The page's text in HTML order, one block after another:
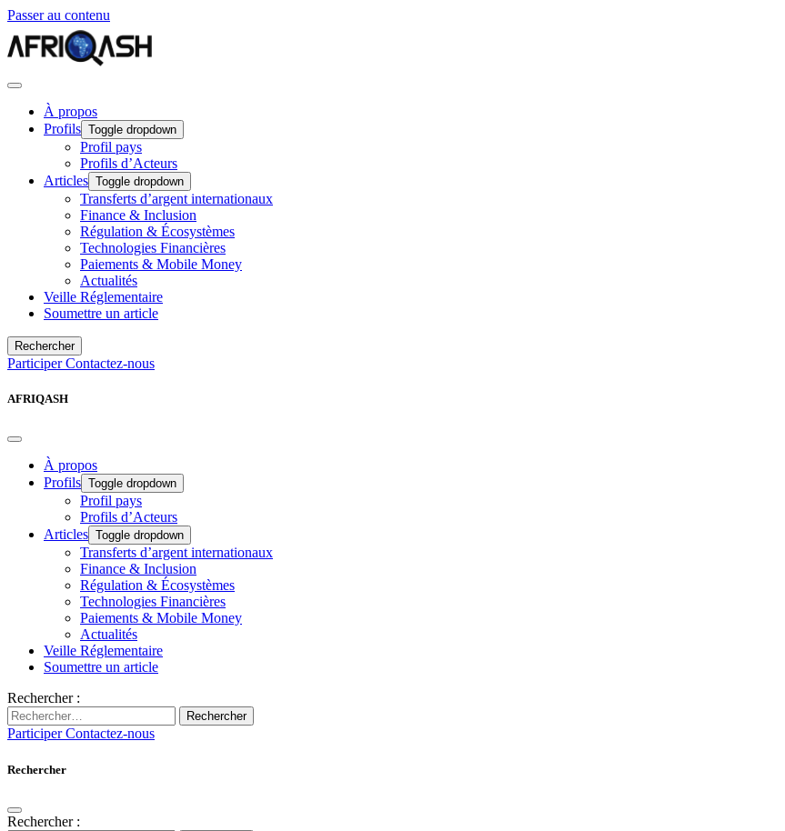
Passer au contenu
À propos
Profils Toggle dropdown
Profil pays
Profils d’Acteurs
Articles Toggle dropdown
Transferts d’argent internationaux
Finance & Inclusion
Régulation & Écosystèmes
Technologies Financières
Paiements & Mobile Money
Actualités
Veille Réglementaire
Soumettre un article
Rechercher
ParticiperContactez-nous
AFRIQASH
À propos
Profils Toggle dropdown
Profil pays
Profils d’Acteurs
Articles Toggle dropdown
Transferts d’argent internationaux
Finance & Inclusion
Régulation & Écosystèmes
Technologies Financières
Paiements & Mobile Money
Actualités
Veille Réglementaire
Soumettre un article
Rechercher :
Rechercher
ParticiperContactez-nous
Rechercher
Rechercher :